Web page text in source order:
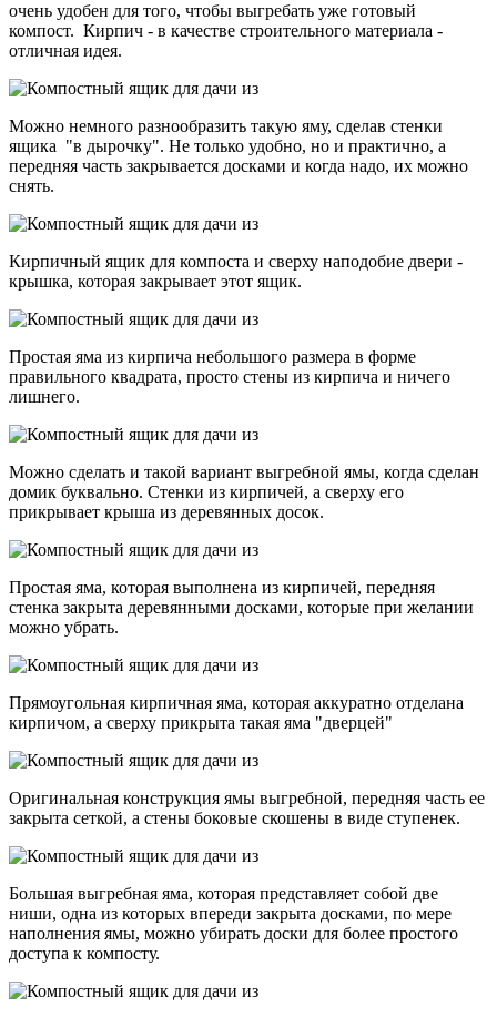
очень удобен для того, чтобы выгребать уже готовый
компост. Кирпич - в качестве строительного материала -
отличная идея.
Можно немного разнообразить такую яму, сделав стенки
ящика "в дырочку". Не только удобно, но и практично, а
передняя часть закрывается досками и когда надо, их можно
снять.
Кирпичный ящик для компоста и сверху наподобие двери -
крышка, которая закрывает этот ящик.
Простая яма из кирпича небольшого размера в форме
правильного квадрата, просто стены из кирпича и ничего
лишнего.
Можно сделать и такой вариант выгребной ямы, когда сделан
домик буквально. Стенки из кирпичей, а сверху его
прикрывает крыша из деревянных досок.
Простая яма, которая выполнена из кирпичей, передняя
стенка закрыта деревянными досками, которые при желании
можно убрать.
Прямоугольная кирпичная яма, которая аккуратно отделана
кирпичом, а сверху прикрыта такая яма "дверцей"
Оригинальная конструкция ямы выгребной, передняя часть ее
закрыта сеткой, а стены боковые скошены в виде ступенек.
Большая выгребная яма, которая представляет собой две
ниши, одна из которых впереди закрыта досками, по мере
наполнения ямы, можно убирать доски для более простого
доступа к компосту.